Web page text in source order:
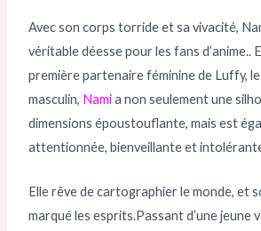
Avec son corps torride et sa vivacité,
véritable déesse pour les fans d’anime..
première partenaire féminine de Luffy,
masculin, Namia non seulement une
dimensions époustouflante, mais est
attentionnée, bienveillante et
Elle rêve de cartographier le monde, et
marqué les esprits.Passant d’une jeune